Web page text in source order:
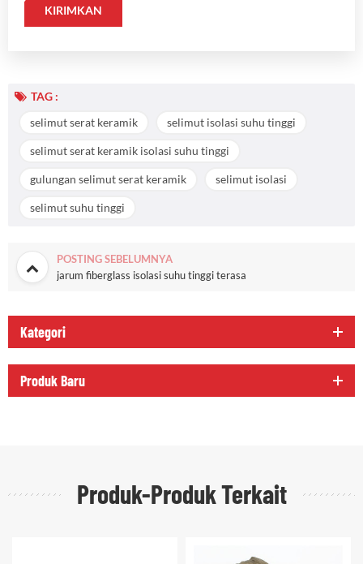
TAG :
selimut serat keramik
selimut isolasi suhu tinggi
selimut serat keramik isolasi suhu tinggi
gulungan selimut serat keramik selimut isolasi
selimut suhu tinggi
POSTING SEBELUMNYA
jarum fiberglass isolasi suhu tinggi terasa
Kategori
Produk Baru
Produk-Produk Terkait